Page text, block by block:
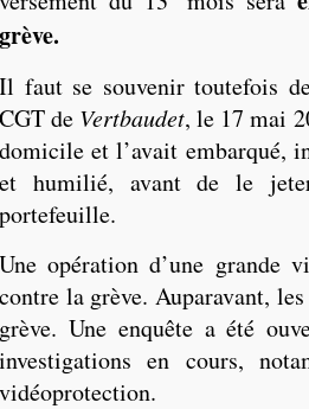
grève.
Il faut se souvenir toutefois
CGT de Vertbaudet, le 17 mai
domicile et l’avait embarqué,
et humilié, avant de le
portefeuille.
Une opération d’une grande
contre la grève. Auparavant,
grève. Une enquête a été
investigations en cours,
vidéoprotection.